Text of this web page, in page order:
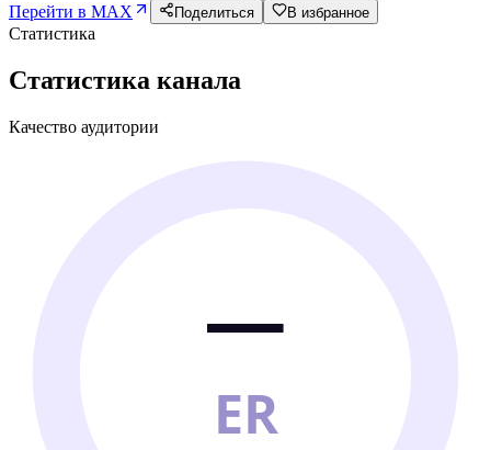
Перейти в MAX Поделиться В избранное
Статистика
Статистика канала
Качество аудитории
—
ER